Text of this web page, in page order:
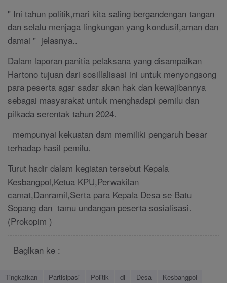
" Ini tahun politik,mari kita saling bergandengan tangan
dan selalu menjaga lingkungan yang kondusif,aman dan
damai " jelasnya..
Dalam laporan panitia pelaksana yang disampaikan
Hartono tujuan dari sosillalisasi ini untuk menyongsong
para peserta agar sadar akan hak dan kewajibannya
sebagai masyarakat untuk menghadapi pemilu dan
pilkada serentak tahun 2024.
mempunyai kekuatan dam memiliki pengaruh besar
terhadap hasil pemilu.
Turut hadir dalam kegiatan tersebut Kepala
Kesbangpol,Ketua KPU,Perwakilan
camat,Danramil,Serta para Kepala Desa se Batu
Sopang dan tamu undangan peserta sosialisasi.
(Prokopim )
Bagikan ke :
Tingkatkan Partisipasi Politik di Desa
Kesbangpol